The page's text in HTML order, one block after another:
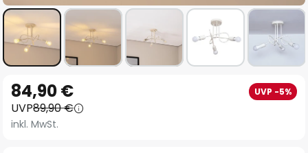
Anfang
der
Bildgalerie
84,90 € UVP -5%
UVP89,90 €
inkl. MwSt.